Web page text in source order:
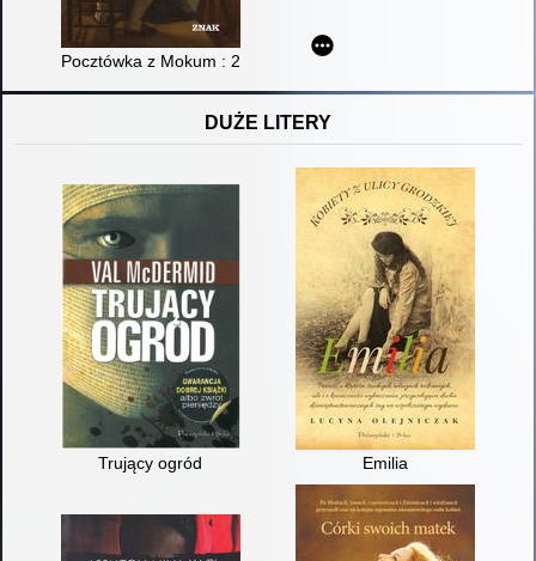
Pocztówka z Mokum : 21 opowieści o Holandii
DUŻE LITERY
Trujący ogród Emilia